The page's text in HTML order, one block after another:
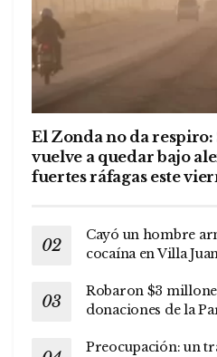
El Zonda no da respiro:
vuelve a quedar bajo
fuertes ráfagas este
Cayó un hombre
cocaína en Villa
Robaron $3
donaciones de la
Preocupación: un